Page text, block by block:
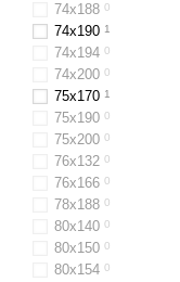
74х188 0
74х190 1
74х194 0
74х200 0
75х170 1
75х190 0
75х200 0
76x132 0
76x166 0
78х188 0
80х140 0
80x150 0
80х154 0